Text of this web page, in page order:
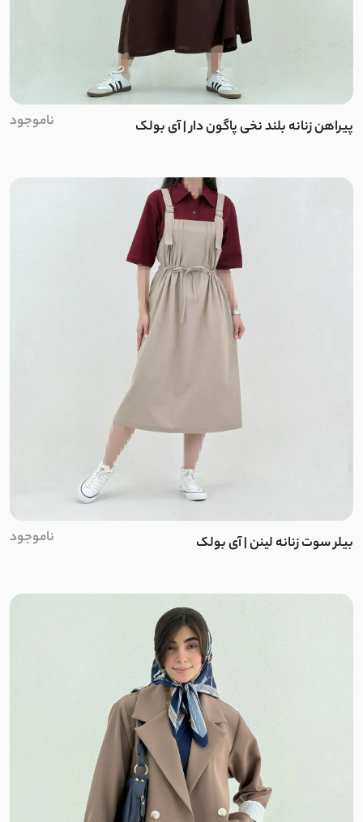
پیراهن زنانه بلند نخی پاگون دار | آی بولک ناموجود
بیلر سوت زنانه لینن | آی بولک ناموجود